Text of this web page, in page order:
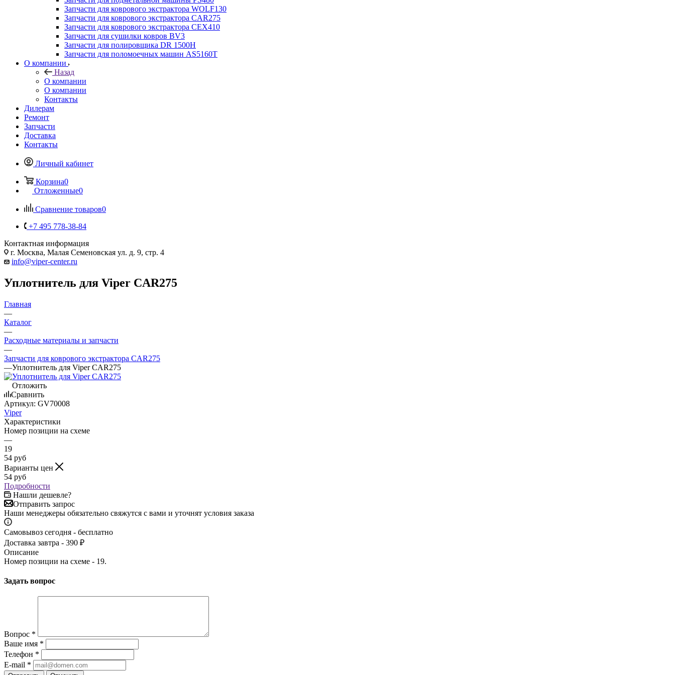
Запчасти для коврового экстрактора WOLF130
Запчасти для коврового экстрактора CAR275
Запчасти для коврового экстрактора CEX410
Запчасти для сушилки ковров BV3
Запчасти для полировщика DR 1500H
Запчасти для поломоечных машин AS5160T
О компании
Назад
О компании
О компании
Контакты
Дилерам
Ремонт
Запчасти
Доставка
Контакты
Личный кабинет
Корзина0
Отложенные0
Сравнение товаров0
+7 495 778-38-84
Контактная информация
г. Москва, Малая Семеновская ул. д. 9, стр. 4
info@viper-center.ru
Уплотнитель для Viper CAR275
Главная
—
Каталог
—
Расходные материалы и запчасти
—
Запчасти для коврового экстрактора CAR275
—Уплотнитель для Viper CAR275
Отложить
Сравнить
Артикул: GV70008
Viper
Характеристики
Номер позиции на схеме
—
19
54 руб
Варианты цен
54 руб
Подробности
Нашли дешевле?
Отправить запрос
Наши менеджеры обязательно свяжутся с вами и уточнят условия заказа
Самовывоз сегодня - бесплатно
Доставка завтра - 390 ₽
Описание
Номер позиции на схеме - 19.
Задать вопрос
Вопрос *
Ваше имя *
Телефон *
E-mail *